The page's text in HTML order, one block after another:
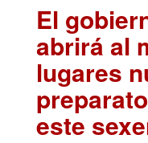
El
abrirá al
lugares
este